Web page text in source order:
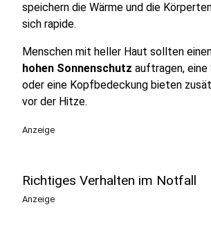
speichern die Wärme und die
sich rapide.
Menschen mit heller Haut sollten
hohen Sonnenschutz auftragen, eine
oder eine Kopfbedeckung bieten
vor der Hitze.
Anzeige
Richtiges Verhalten im Notfall
Anzeige